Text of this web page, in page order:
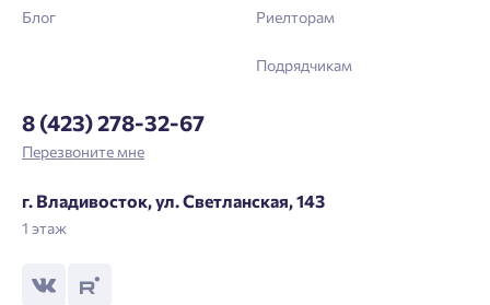
Блог Риелторам
Подрядчикам
8 (423) 278-32-67
Перезвоните мне
г. Владивосток, ул. Светланская, 143
1 этаж
Нажимая кнопку «Отправить», вы даёте согласие на обработку